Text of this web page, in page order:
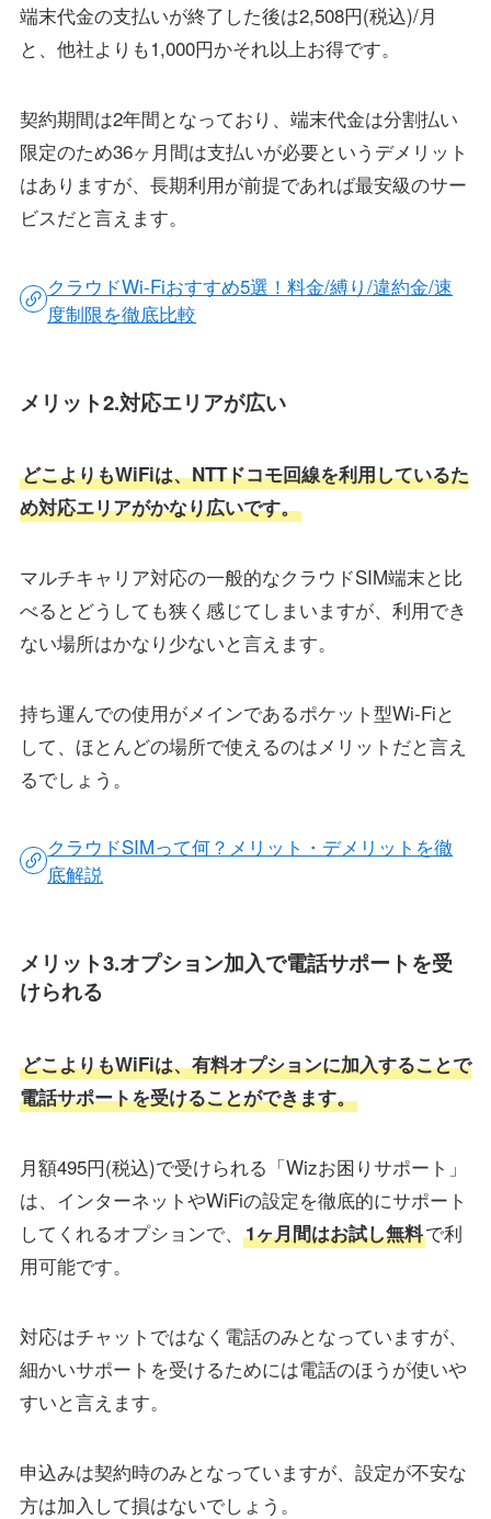
端末代金の支払いが終了した後は2,508円(税込)/月
と、他社よりも1,000円かそれ以上お得です。
契約期間は2年間となっており、端末代金は分割払い
限定のため36ヶ月間は支払いが必要というデメリット
はありますが、長期利用が前提であれば最安級のサー
ビスだと言えます。
クラウドWi-Fiおすすめ5選！料金/縛り/違約金/速
度制限を徹底比較
メリット2.対応エリアが広い
どこよりもWiFiは、NTTドコモ回線を利用しているた
め対応エリアがかなり広いです。
マルチキャリア対応の一般的なクラウドSIM端末と比
べるとどうしても狭く感じてしまいますが、利用でき
ない場所はかなり少ないと言えます。
持ち運んでの使用がメインであるポケット型Wi-Fiと
して、ほとんどの場所で使えるのはメリットだと言え
るでしょう。
クラウドSIMって何？メリット・デメリットを徹
底解説
メリット3.オプション加入で電話サポートを受
けられる
どこよりもWiFiは、有料オプションに加入することで
電話サポートを受けることができます。
月額495円(税込)で受けられる「Wizお困りサポート」
は、インターネットやWiFiの設定を徹底的にサポート
してくれるオプションで、
1ヶ月間はお試し無料で利
用可能です。
対応はチャットではなく電話のみとなっていますが、
細かいサポートを受けるためには電話のほうが使いや
すいと言えます。
申込みは契約時のみとなっていますが、設定が不安な
方は加入して損はないでしょう。